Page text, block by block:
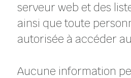
serveur web et des
ainsi que toute
autorisée à accéder
Aucune information